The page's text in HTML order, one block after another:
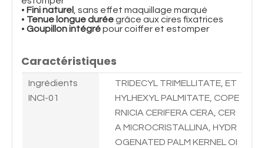
• Fini naturel
, sans effet maquillage marqué
• Tenue longue duréegrâce aux cires fixatrices
• Goupillon intégrépour coiffer et estomper
Caractéristiques
Ingrédients
INCI-01
TRIDECYL TRIMELLITATE, ET
HYLHEXYL PALMITATE, COPE
RNICIA CERIFERA CERA, CER
A MICROCRISTALLINA, HYDR
OGENATED PALM KERNEL OI